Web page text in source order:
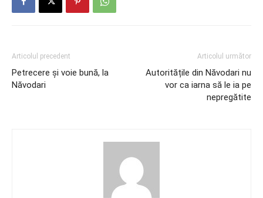
Articolul precedent
Petrecere şi voie bună, la
Năvodari
Articolul următor
Autoritățile din Năvodari nu
vor ca iarna să le ia pe
nepregătite